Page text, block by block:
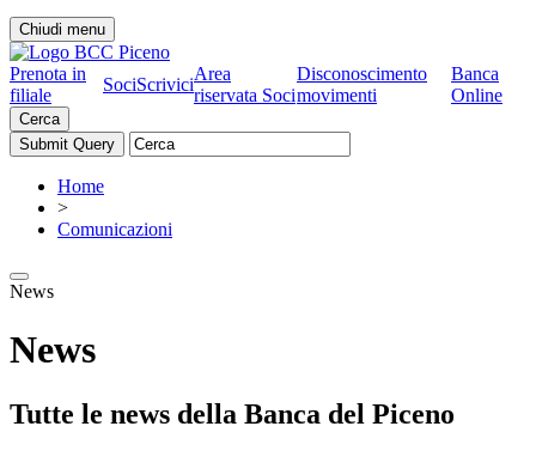
Chiudi menu
Prenota in
filiale
SociScrivici
Area
riservata Soci
Disconoscimento
movimenti
Banca
Online
Cerca
Home
>
Comunicazioni
News
News
Tutte le news della Banca del Piceno